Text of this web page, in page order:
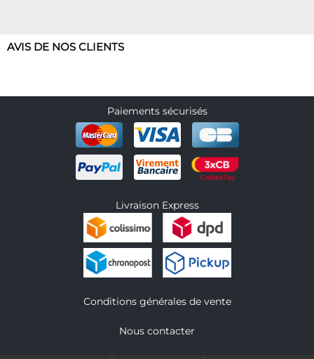
AVIS DE NOS CLIENTS
Paiements sécurisés
Livraison Express
Conditions générales de vente
Nous contacter